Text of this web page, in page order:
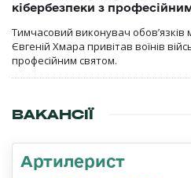
кібербезпеки з
Тимчасовий виконувач обов’язків
Євгеній Хмара привітав воїнів
професійним святом.
ВАКАНСІЇ
Артилерист